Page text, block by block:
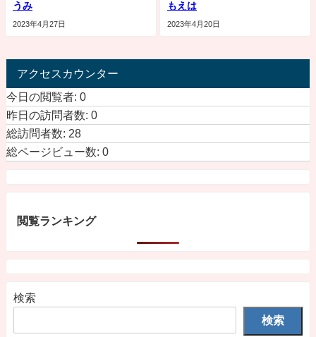
うみ
2023年4月27日
もえは
2023年4月20日
アクセスカウンター
今日の閲覧者: 0
昨日の訪問者数: 0
総訪問者数: 28
総ページビュー数: 0
閲覧ランキング
検索
検索